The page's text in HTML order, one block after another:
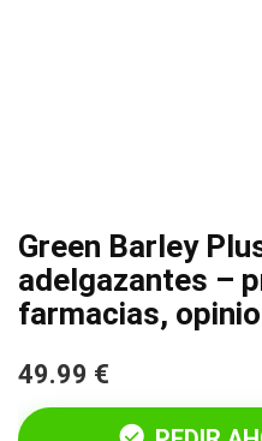
Green Barley
adelgazantes –
farmacias,
49.99 €